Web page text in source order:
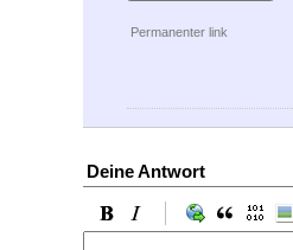
Permanenter link
Deine Antwort